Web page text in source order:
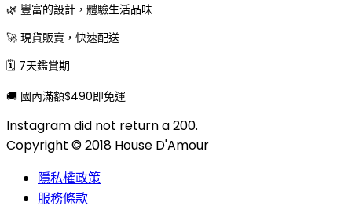
🌿 豐富的設計，體驗生活品味
🚀 現貨販賣，快速配送
🗓 7天鑑賞期
🚚 國內滿額$490即免運
Instagram did not return a 200.
Copyright © 2018 House D'Amour
隱私權政策
服務條款